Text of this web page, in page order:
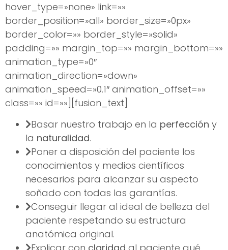
hover_type=»none» link=»»
border_position=»all» border_size=»0px»
border_color=»» border_style=»solid»
padding=»» margin_top=»» margin_bottom=»»
animation_type=»0″
animation_direction=»down»
animation_speed=»0.1″ animation_offset=»»
class=»» id=»»][fusion_text]
Basar nuestro trabajo en la perfección y
la naturalidad.
Poner a disposición del paciente los
conocimientos y medios científicos
necesarios para alcanzar su aspecto
soñado con todas las garantías.
Conseguir llegar al ideal de belleza del
paciente respetando su estructura
anatómica original.